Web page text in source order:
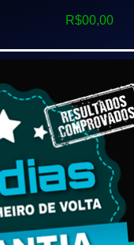
R$00,00